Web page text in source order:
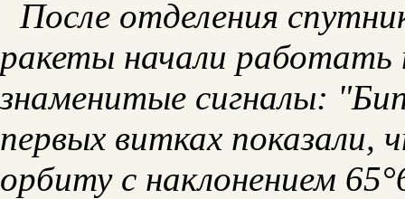
После отделения
ракеты начали работать
знаменитые сигналы:
первых витках показали,
орбиту с наклонением